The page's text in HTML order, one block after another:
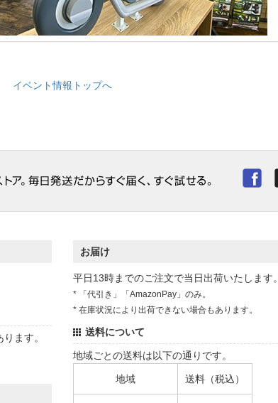
イベント情報トップへ
ます。
お届け
平日13時までのご注文で当日出荷いたします。
* 「代引き」「AmazonPay」のみ。
* 在庫状況により出荷できない場合もあります。
送料について
地域ごとの送料は以下の通りです。
地域 送料（税込）